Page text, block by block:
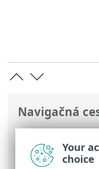
Navigačná
ESET Online
Začíname >ESET
Prihlasovacia
Your
choice